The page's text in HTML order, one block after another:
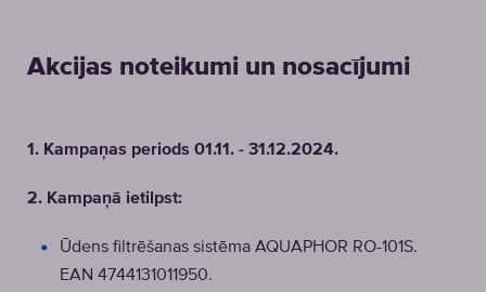
Akcijas noteikumi un nosacījumi
1. Kampaņas periods 01.11. - 31.12.2024.
2. Kampaņā ietilpst:
Ūdens filtrēšanas sistēma AQUAPHOR RO-101S.
EAN 4744131011950.